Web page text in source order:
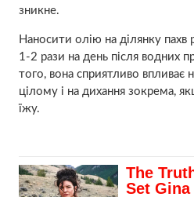
зникне.
Наносити олію на ділянку пахв
1-2 рази на день після водних
того, вона сприятливо впливає
цілому і на дихання зокрема,
їжу.